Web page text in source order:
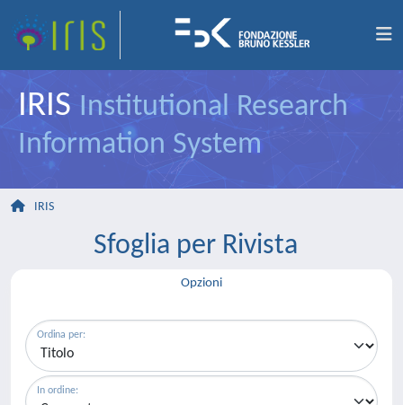
IRIS Institutional Research
Information System
IRIS
Sfoglia per Rivista
Opzioni
Ordina per:
In ordine: